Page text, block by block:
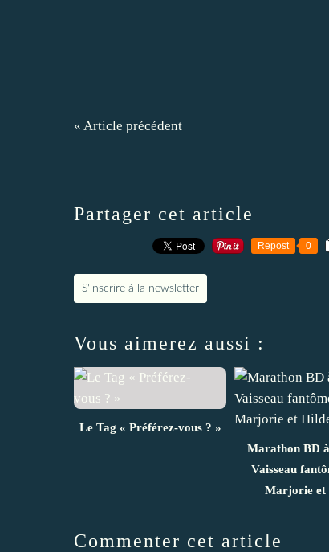
« Article précédent
Partager cet article
Repost 0
S'inscrire à la newsletter
Vous aimerez aussi :
Le Tag « Préférez-vous ? »
Marathon BD
Vaisseau
Marjorie et
Commenter cet article